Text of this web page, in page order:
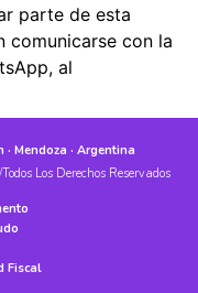
parte de esta
comunicarse con la
al
Mendoza · Argentina
Los Derechos Reservados
Fiscal